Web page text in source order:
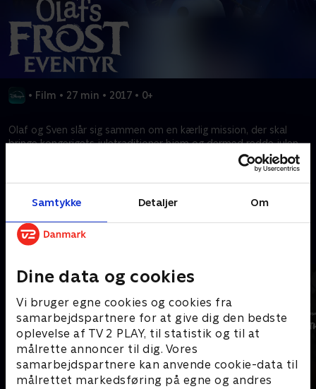
Samtykke Detaljer Om
Dine data og cookies
Vi bruger egne cookies og cookies fra
samarbejdspartnere for at give dig den bedste
oplevelse af TV 2 PLAY, til statistik og til at
målrette annoncer til dig. Vores
samarbejdspartnere kan anvende cookie-data til
målrettet markedsføring på egne og andres
• Film • 27 min • 2017 • 0+
Olaf og Sven slår sig sammen om en kærlig mission, der skal
bringe kongerigets juletraditioner hjem og dermed redde julen
Kræver tilkøb
Mere indhold fra Disney+